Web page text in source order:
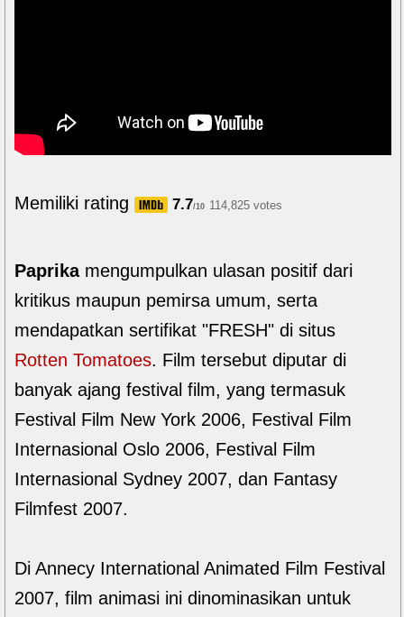
Memiliki rating 7.7/10 114,825 votes
Paprikamengumpulkan ulasan positif dari
kritikus maupun pemirsa umum, serta
mendapatkan sertifikat "FRESH" di situs
Rotten Tomatoes. Film tersebut diputar di
banyak ajang festival film, yang termasuk
Festival Film New York 2006, Festival Film
Internasional Oslo 2006, Festival Film
Internasional Sydney 2007, dan Fantasy
Filmfest 2007.
Di Annecy International Animated Film Festival
2007, film animasi ini dinominasikan untuk